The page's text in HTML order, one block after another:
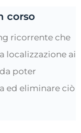
corso
ricorrente che
localizzazione ai
poter
ed eliminare ciò